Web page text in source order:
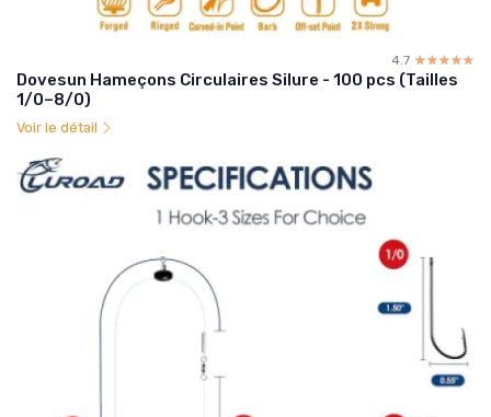
4.7 ☆☆☆☆☆
★★★★★
Dovesun Hameçons Circulaires Silure - 100 pcs (Tailles
1/0–8/0)
Voir le détail